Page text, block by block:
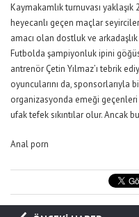
Kaymakamlık turnuvası
heyecanlı geçen maçlar
amacı olan dostluk ve
Futbolda şampiyonluk ipini
antrenör Çetin Yılmaz’ı tebrik
oyuncularını da, sponsorlarıyla
organizasyonda emeği geçenleri
ufak tefek sıkıntılar olur. Ancak
Anal porn